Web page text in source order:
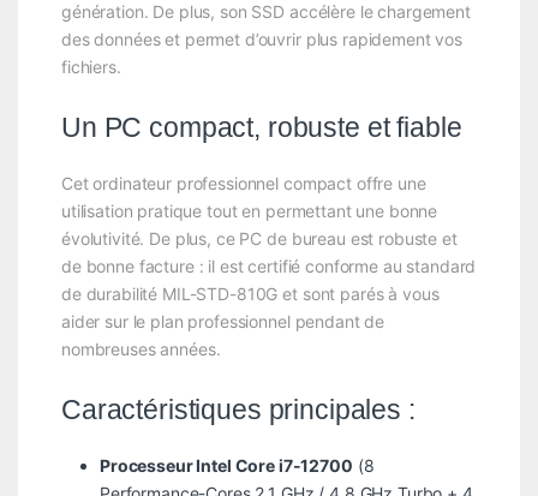
génération. De plus, son SSD accélère le chargement
des données et permet d’ouvrir plus rapidement vos
fichiers.
Un PC compact, robuste et fiable
Cet ordinateur professionnel compact offre une
utilisation pratique tout en permettant une bonne
évolutivité. De plus, ce PC de bureau est robuste et
de bonne facture : il est certifié conforme au standard
de durabilité MIL-STD-810G et sont parés à vous
aider sur le plan professionnel pendant de
nombreuses années.
Caractéristiques principales :
Processeur Intel Core i7-12700 (8